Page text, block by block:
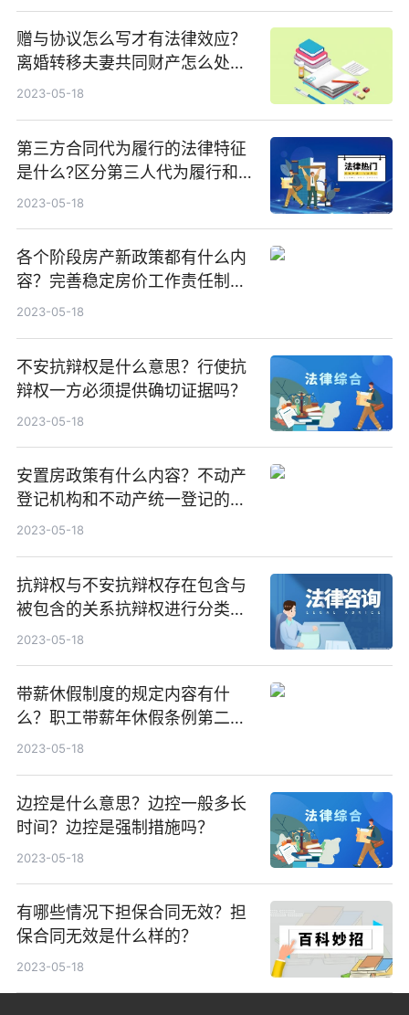
赠与协议怎么写才有法律效应？
离婚转移夫妻共同财产怎么处
理？
2023-05-18
第三方合同代为履行的法律特征
是什么?区分第三人代为履行和
债务承担的关键在于什么？
2023-05-18
各个阶段房产新政策都有什么内
容？完善稳定房价工作责任制的
内容是什么？
2023-05-18
不安抗辩权是什么意思？行使抗
辩权一方必须提供确切证据吗？
2023-05-18
安置房政策有什么内容？不动产
登记机构和不动产统一登记的流
程是什么？
2023-05-18
抗辩权与不安抗辩权存在包含与
被包含的关系抗辩权进行分类
吗？
2023-05-18
带薪休假制度的规定内容有什
么？职工带薪年休假条例第二条
的内容是什么？
2023-05-18
边控是什么意思？边控一般多长
时间？边控是强制措施吗？
2023-05-18
有哪些情况下担保合同无效？担
保合同无效是什么样的？
2023-05-18